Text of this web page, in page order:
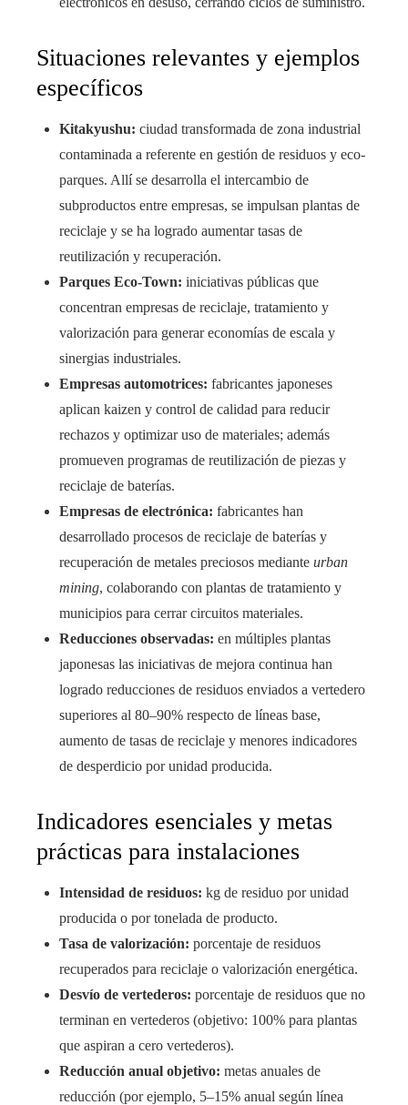
Situaciones relevantes y ejemplos
específicos
Kitakyushu: ciudad transformada de zona industrial
contaminada a referente en gestión de residuos y eco-
parques. Allí se desarrolla el intercambio de
subproductos entre empresas, se impulsan plantas de
reciclaje y se ha logrado aumentar tasas de
reutilización y recuperación.
Parques Eco-Town: iniciativas públicas que
concentran empresas de reciclaje, tratamiento y
valorización para generar economías de escala y
sinergias industriales.
Empresas automotrices: fabricantes japoneses
aplican kaizen y control de calidad para reducir
rechazos y optimizar uso de materiales; además
promueven programas de reutilización de piezas y
reciclaje de baterías.
Empresas de electrónica: fabricantes han
desarrollado procesos de reciclaje de baterías y
recuperación de metales preciosos mediante urban
mining, colaborando con plantas de tratamiento y
municipios para cerrar circuitos materiales.
Reducciones observadas: en múltiples plantas
japonesas las iniciativas de mejora continua han
logrado reducciones de residuos enviados a vertedero
superiores al 80–90% respecto de líneas base,
aumento de tasas de reciclaje y menores indicadores
de desperdicio por unidad producida.
Indicadores esenciales y metas
prácticas para instalaciones
Intensidad de residuos: kg de residuo por unidad
producida o por tonelada de producto.
Tasa de valorización: porcentaje de residuos
recuperados para reciclaje o valorización energética.
Desvío de vertederos: porcentaje de residuos que no
terminan en vertederos (objetivo: 100% para plantas
que aspiran a cero vertederos).
Reducción anual objetivo: metas anuales de
reducción (por ejemplo, 5–15% anual según línea